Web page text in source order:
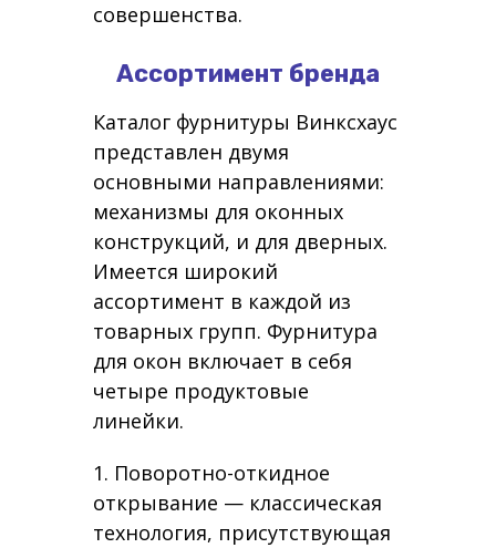
совершенства.
Ассортимент бренда
Каталог фурнитуры Винксхаус
представлен двумя
основными направлениями:
механизмы для оконных
конструкций, и для дверных.
Имеется широкий
ассортимент в каждой из
товарных групп. Фурнитура
для окон включает в себя
четыре продуктовые
линейки.
1. Поворотно-откидное
открывание — классическая
технология, присутствующая